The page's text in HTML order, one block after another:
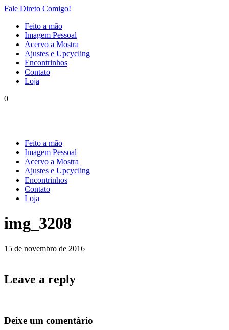
Fale Direto Comigo!
Feito a mão
Imagem Pessoal
Acervo a Mostra
Ajustes e Upcycling
Encontrinhos
Contato
Loja
0
Feito a mão
Imagem Pessoal
Acervo a Mostra
Ajustes e Upcycling
Encontrinhos
Contato
Loja
img_3208
15 de novembro de 2016
Leave a reply
Deixe um comentário